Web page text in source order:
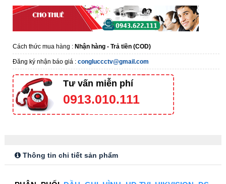
Cách thức mua hàng : Nhận hàng - Trả tiền (COD)
Đăng ký nhận báo giá : congluccctv@gmail.com
Tư vấn miễn phí
0913.010.111
Thông tin chi tiết sản phẩm